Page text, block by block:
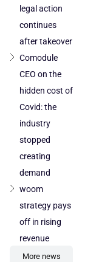
legal action
continues
after takeover
Comodule
CEO on the
hidden cost of
Covid: the
industry
stopped
creating
demand
woom
strategy pays
off in rising
revenue
More news